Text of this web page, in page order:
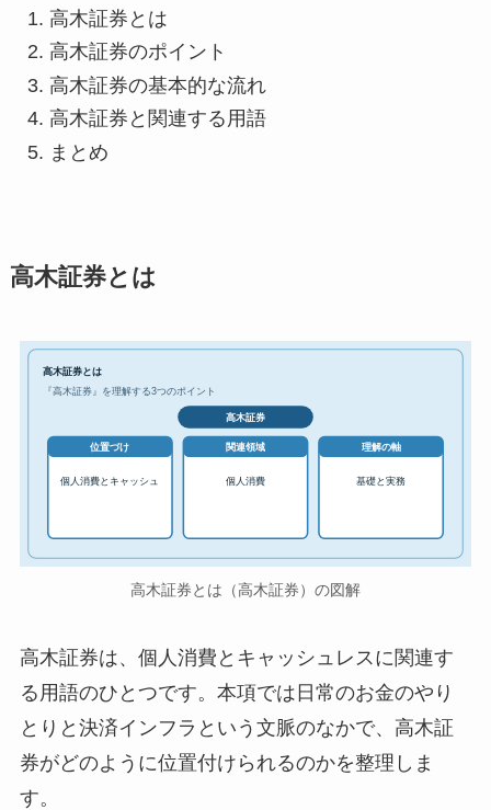
高木証券とは
高木証券のポイント
高木証券の基本的な流れ
高木証券と関連する用語
まとめ
高木証券とは
高木証券とは
『高木証券』を理解する3つのポイント
高木証券
位置づけ
個人消費とキャッシュ
関連領域
個人消費
理解の軸
基礎と実務
高木証券とは（高木証券）の図解
高木証券は、個人消費とキャッシュレスに関連す
る用語のひとつです。本項では日常のお金のやり
とりと決済インフラという文脈のなかで、高木証
券がどのように位置付けられるのかを整理しま
す。